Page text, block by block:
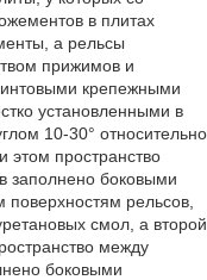
в плитах
а рельсы
прижимов и
крепежными
установленными в
10-30° относительно
этом пространство
заполнено боковыми
рельсов,
смол, а второй
между
боковыми